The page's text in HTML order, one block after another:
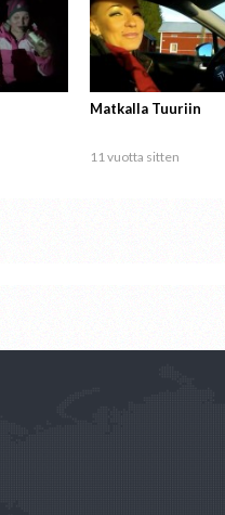
Matkalla Tuuriin
11 vuotta sitten